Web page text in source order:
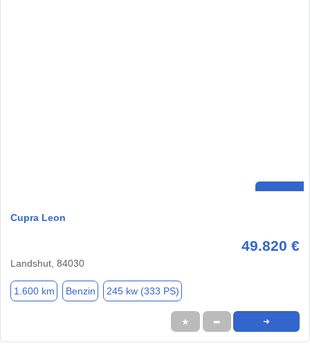
Cupra Leon
49.820 €
Landshut, 84030
1.600 km Benzin 245 kw (333 PS)
★ ➦ ➜